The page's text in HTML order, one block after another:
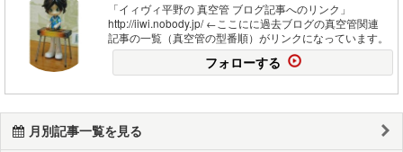
「イィヴィ平野の 真空管 ブログ記事へのリンク」
http://iiwi.nobody.jp/ ←ここにに過去ブログの真空管関連
記事の一覧（真空管の型番順）がリンクになっています。
フォローする
月別記事一覧を見る